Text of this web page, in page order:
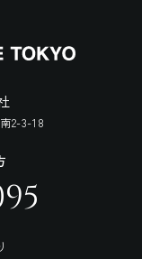
2-3-18